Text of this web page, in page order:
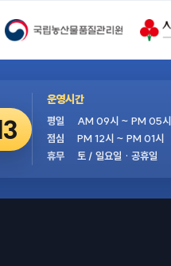
운영시간
평일
AM 09시 ~ PM 05시
점심
PM 12시 ~ PM 01시
휴무
토 / 일요일 · 공휴일